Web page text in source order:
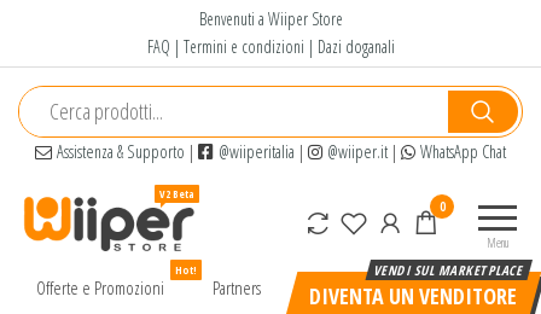
contenuto
Benvenuti a Wiiper Store
FAQ | Termini e condizioni | Dazi doganali
Assistenza & Supporto | @wiiperitalia | @wiiper.it| WhatsApp Chat
alta
Menu
0
Offerte e Promozioni
Hot!
Partners DIVENTA UN VENDITORE